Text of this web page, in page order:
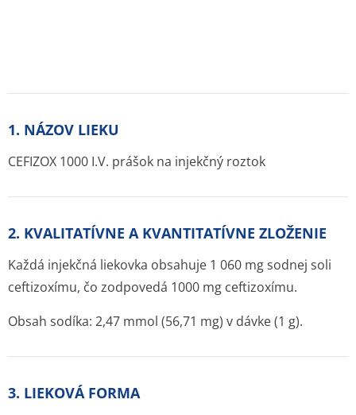
1. NÁZOV LIEKU
CEFIZOX 1000 I.V. prášok na injekčný roztok
2. KVALITATÍVNE A KVANTITATÍVNE ZLOŽENIE
Každá injekčná liekovka obsahuje 1 060 mg sodnej soli
ceftizoxímu, čo zodpovedá 1000 mg ceftizoxímu.
Obsah sodíka: 2,47 mmol (56,71 mg) v dávke (1 g).
3. LIEKOVÁ FORMA